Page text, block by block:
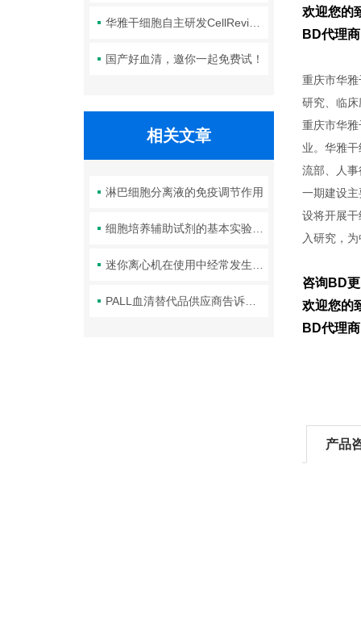
国产好血清，邀你一起免费试！
相关文章
淋巴细胞分离液的免疫调节作用
欢迎您
BD代理
重庆市华
研究、临
重庆市华
业。华雅
流部、人
一期建设
设将开展
入研究，
咨询BD
欢迎您
BD代理
产品